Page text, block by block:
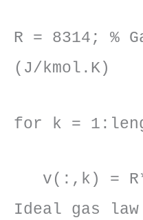
R = 8314; %
(J/kmol.K)
for k =
v(:,k) =
Ideal gas law